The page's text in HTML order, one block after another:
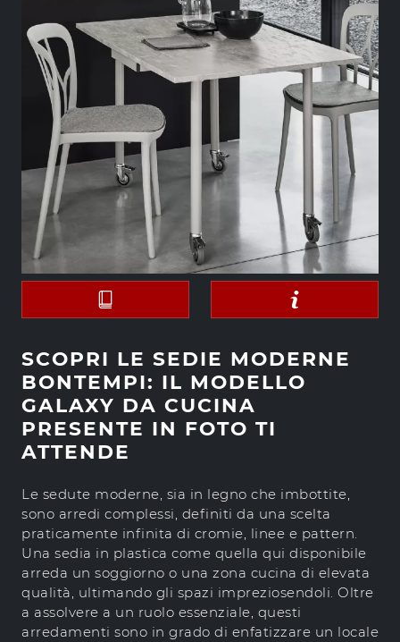
SCOPRI LE SEDIE MODERNE
BONTEMPI: IL MODELLO
GALAXY DA CUCINA
PRESENTE IN FOTO TI
ATTENDE
Le sedute moderne, sia in legno che imbottite,
sono arredi complessi, definiti da una scelta
praticamente infinita di cromie, linee e pattern.
Una sedia in plastica come quella qui disponibile
arreda un soggiorno o una zona cucina di elevata
qualità, ultimando gli spazi impreziosendoli. Oltre
a assolvere a un ruolo essenziale, questi
arredamenti sono in grado di enfatizzare un locale